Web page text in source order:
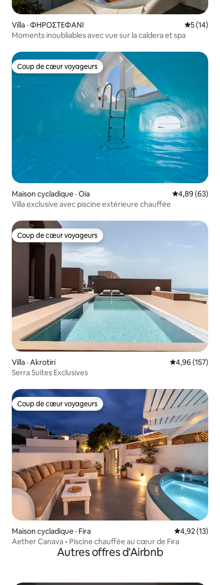
Villa · ΦΗΡΟΣΤΕΦΑΝΙ Note
5 (14)
Moments inoubliables avec vue sur la caldera et spa
Coup de cœur voyageurs
Coup de cœur voyageurs
Maison cycladique · Oia Note
4,89 (63)
Villa exclusive avec piscine extérieure chauffée
Coup de cœur voyageurs
Coup de cœur voyageurs
Villa · Akrotiri Note
4,96 (157)
Serra Suites Exclusives
Coup de cœur voyageurs
Coup de cœur voyageurs
Maison cycladique · Fira Note
4,92 (13)
Aether Canava • Piscine chauffée au cœur de Fira
Autres offres d'Airbnb